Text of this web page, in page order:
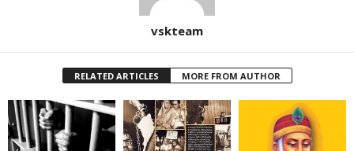
vskteam
RELATED ARTICLES MORE FROM AUTHOR